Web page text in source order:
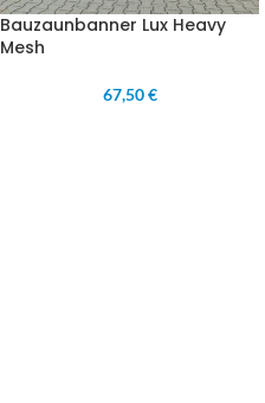
Bauzaunbanner Lux Heavy
Mesh
67,50 €